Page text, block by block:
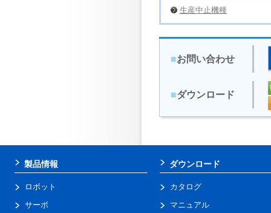
生産中止機種
■お問い合わせ
■ダウンロード
製品情報
ロボット
サーボ
ダウンロード
カタログ
マニュアル